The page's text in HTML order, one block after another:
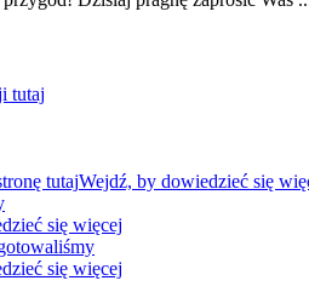
tutaj
tutajWejdź, by dowiedzieć się
się więcej
się więcej